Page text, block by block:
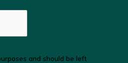
and should be left